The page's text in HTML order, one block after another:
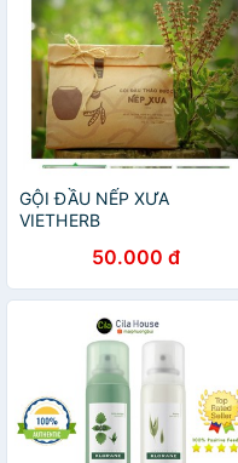
GỘI ĐẦU NẾP XƯA
VIETHERB
50.000 đ